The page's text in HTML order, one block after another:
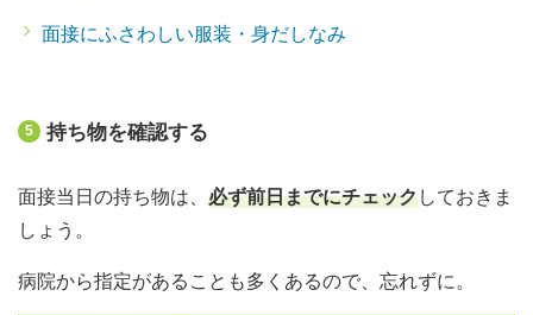
面接にふさわしい服装・身だしなみ
5 持ち物を確認する
面接当日の持ち物は、 必ず前日までにチェックしておきま
しょう。
病院から指定があることも多くあるので、忘れずに。